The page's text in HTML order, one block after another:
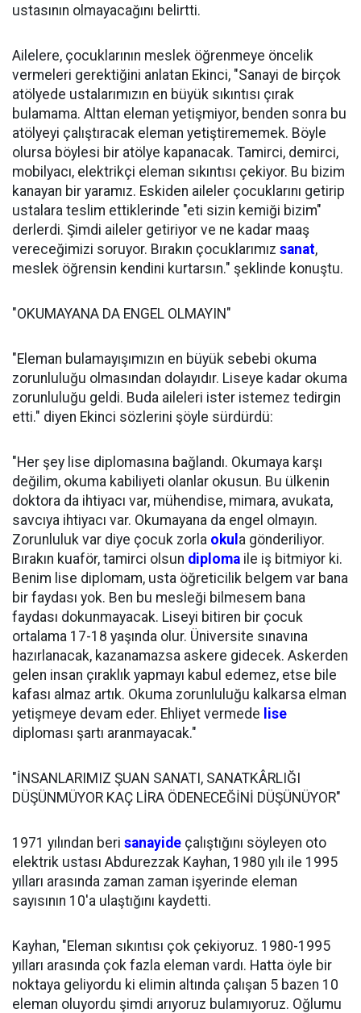
ustasının olmayacağını belirtti.
Ailelere, çocuklarının meslek öğrenmeye öncelik
vermeleri gerektiğini anlatan Ekinci, "Sanayi de birçok
atölyede ustalarımızın en büyük sıkıntısı çırak
bulamama. Alttan eleman yetişmiyor, benden sonra bu
atölyeyi çalıştıracak eleman yetiştirememek. Böyle
olursa böylesi bir atölye kapanacak. Tamirci, demirci,
mobilyacı, elektrikçi eleman sıkıntısı çekiyor. Bu bizim
kanayan bir yaramız. Eskiden aileler çocuklarını getirip
ustalara teslim ettiklerinde "eti sizin kemiği bizim"
derlerdi. Şimdi aileler getiriyor ve ne kadar maaş
vereceğimizi soruyor. Bırakın çocuklarımız sanat,
meslek öğrensin kendini kurtarsın." şeklinde konuştu.
"OKUMAYANA DA ENGEL OLMAYIN"
"Eleman bulamayışımızın en büyük sebebi okuma
zorunluluğu olmasından dolayıdır. Liseye kadar okuma
zorunluluğu geldi. Buda aileleri ister istemez tedirgin
etti." diyen Ekinci sözlerini şöyle sürdürdü:
"Her şey lise diplomasına bağlandı. Okumaya karşı
değilim, okuma kabiliyeti olanlar okusun. Bu ülkenin
doktora da ihtiyacı var, mühendise, mimara, avukata,
savcıya ihtiyacı var. Okumayana da engel olmayın.
Zorunluluk var diye çocuk zorla okul a gönderiliyor.
Bırakın kuaför, tamirci olsun diploma ile iş bitmiyor ki.
Benim lise diplomam, usta öğreticilik belgem var bana
bir faydası yok. Ben bu mesleği bilmesem bana
faydası dokunmayacak. Liseyi bitiren bir çocuk
ortalama 17-18 yaşında olur. Üniversite sınavına
hazırlanacak, kazanamazsa askere gidecek. Askerden
gelen insan çıraklık yapmayı kabul edemez, etse bile
kafası almaz artık. Okuma zorunluluğu kalkarsa elman
yetişmeye devam eder. Ehliyet vermede lise
diploması şartı aranmayacak."
"İNSANLARIMIZ ŞUAN SANATI, SANATKÂRLIĞI
DÜŞÜNMÜYOR KAÇ LİRA ÖDENECEĞİNİ DÜŞÜNÜYOR"
1971 yılından beri sanayide çalıştığını söyleyen oto
elektrik ustası Abdurezzak Kayhan, 1980 yılı ile 1995
yılları arasında zaman zaman işyerinde eleman
sayısının 10'a ulaştığını kaydetti.
Kayhan, "Eleman sıkıntısı çok çekiyoruz. 1980-1995
yılları arasında çok fazla eleman vardı. Hatta öyle bir
noktaya geliyordu ki elimin altında çalışan 5 bazen 10
eleman oluyordu şimdi arıyoruz bulamıyoruz. Oğlumu